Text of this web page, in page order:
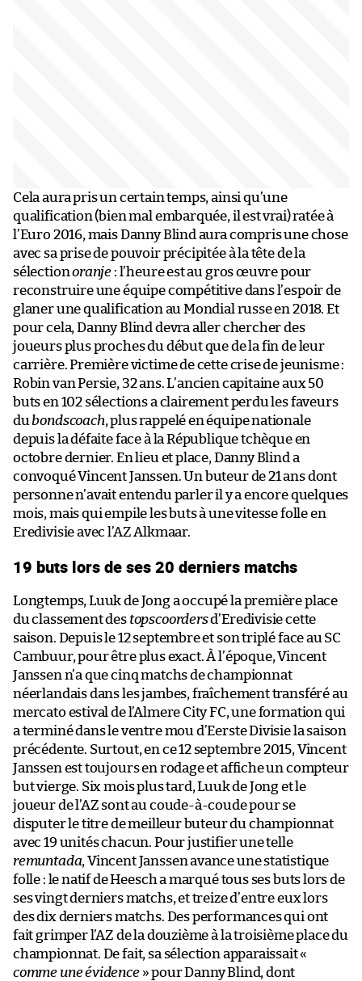
Cela aura pris un certain temps, ainsi qu’une
qualification (bien mal embarquée, il est vrai) ratée à
l’Euro 2016, mais Danny Blind aura compris une chose
avec sa prise de pouvoir précipitée à la tête de la
sélectionoranje : l’heure est au gros œuvre pour
reconstruire une équipe compétitive dans l’espoir de
glaner une qualification au Mondial russe en 2018. Et
pour cela, Danny Blind devra aller chercher des
joueurs plus proches du début que de la fin de leur
carrière. Première victime de cette crise de jeunisme :
Robin van Persie, 32 ans. L’ancien capitaine aux 50
buts en 102 sélections a clairement perdu les faveurs
du bondscoach, plus rappelé en équipe nationale
depuis la défaite face à la République tchèque en
octobre dernier. En lieu et place, Danny Blind a
convoqué Vincent Janssen. Un buteur de 21 ans dont
personne n’avait entendu parler il y a encore quelques
mois, mais qui empile les buts à une vitesse folle en
Eredivisie avec l’AZ Alkmaar.
19 buts lors de ses 20 derniers matchs
Longtemps, Luuk de Jong a occupé la première place
du classement destopscoordersd’Eredivisie cette
saison. Depuis le 12 septembre et son triplé face au SC
Cambuur, pour être plus exact. À l’époque, Vincent
Janssen n’a que cinq matchs de championnat
néerlandais dans les jambes, fraîchement transféré au
mercato estival de l’Almere City FC, une formation qui
a terminé dans le ventre mou d’Eerste Divisie la saison
précédente. Surtout, en ce 12 septembre 2015, Vincent
Janssen est toujours en rodage et affiche un compteur
but vierge. Six mois plus tard, Luuk de Jong et le
joueur de l’AZ sont au coude-à-coude pour se
disputer le titre de meilleur buteur du championnat
avec 19 unités chacun. Pour justifier une telle
remuntada, Vincent Janssen avance une statistique
folle : le natif de Heesch a marqué tous ses buts lors de
ses vingt derniers matchs, et treize d’entre eux lors
des dix derniers matchs. Des performances qui ont
fait grimper l’AZ de la douzième à la troisième place du
championnat. De fait, sa sélection apparaissait «
comme une évidence» pour Danny Blind, dont